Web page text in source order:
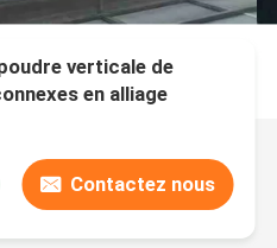
verticale de
en alliage
Contactez nous